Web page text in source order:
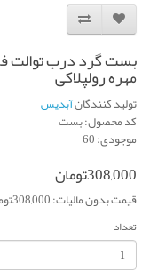
بست گرد درب توالت
مهره رولپلاکی
تولید کنندگانآبدیس
کد محصول: بست
موجودی: 60
308,000تومان
قیمت بدون مالیات: 308,000تومان
تعداد